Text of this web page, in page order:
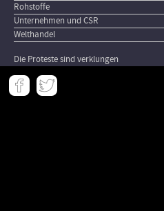
Rohstoffe
Unternehmen und CSR
Welthandel
Die Proteste sind verklungen
Meta
-